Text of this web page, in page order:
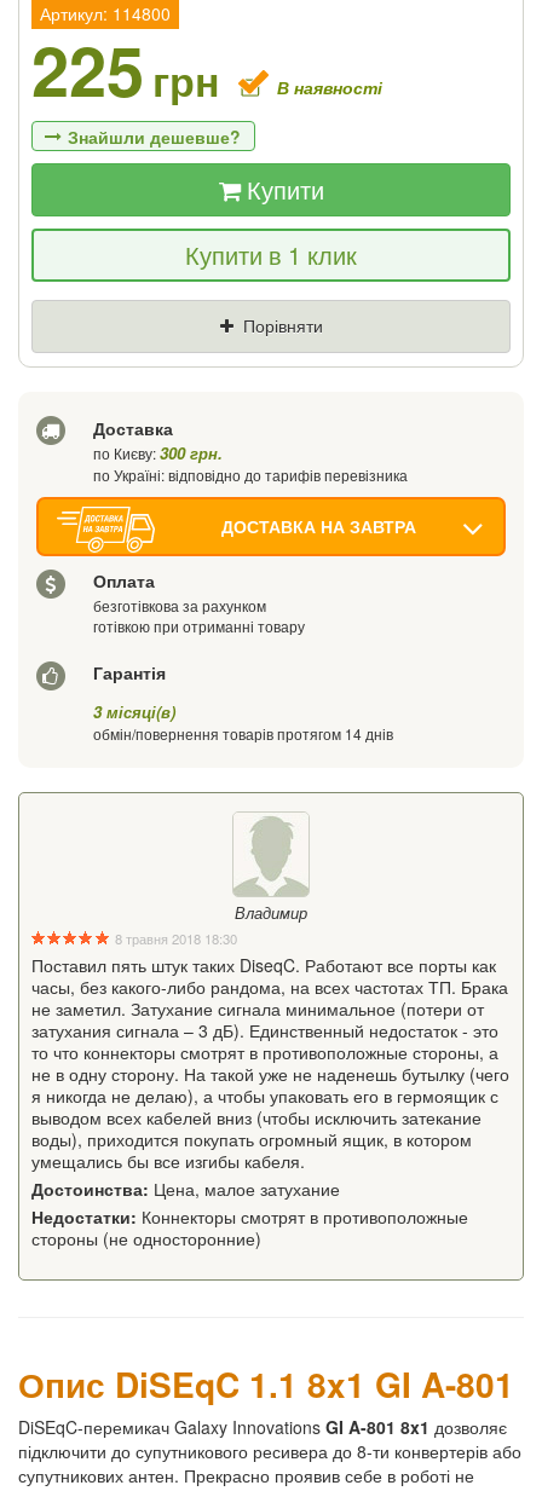
Артикул: 114800
225 грн В наявності
Знайшли дешевше?
Якщо Ви знайдете товар дешевше - ми
знизимо ціну і подаруємо % від різниці
Купити
Купити в 1 клик
Порівняти
Доставка
по Києву:300 грн.
по Україні: відповідно до тарифів перевізника
ДОСТАВКА НА ЗАВТРА
Оплата
безготівкова за рахунком
готівкою при отриманні товару
Гарантія
3 місяці(в)
обмін/повернення товарів протягом 14 днів
Владимир
8 травня 2018 18:30
Поставил пять штук таких DiseqC. Работают все порты как
часы, без какого-либо рандома, на всех частотах ТП. Брака
не заметил. Затухание сигнала минимальное (потери от
затухания сигнала – 3 дБ). Единственный недостаток - это
то что коннекторы смотрят в противоположные стороны, а
не в одну сторону. На такой уже не наденешь бутылку (чего
я никогда не делаю), а чтобы упаковать его в гермоящик с
выводом всех кабелей вниз (чтобы исключить затекание
воды), приходится покупать огромный ящик, в котором
умещались бы все изгибы кабеля.
Достоинства: Цена, малое затухание
Недостатки: Коннекторы смотрят в противоположные
стороны (не односторонние)
Опис DiSEqC 1.1 8x1 GI A-801
DiSEqC-перемикач Galaxy Innovations GI A-801 8x1 дозволяє
підключити до супутникового ресивера до 8-ти конвертерів або
супутникових антен. Прекрасно проявив себе в роботі не